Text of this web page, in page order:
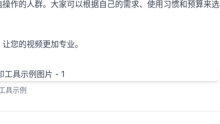
作的人群。大家可以根据自己的需求、使用习惯和预算来选
您的视频更加专业。
具示例